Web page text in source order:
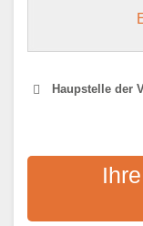
Haupstelle der
Adresse: